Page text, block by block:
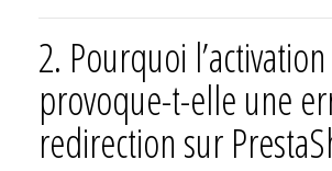
2. Pourquoi
provoque-t-elle une
redirection sur